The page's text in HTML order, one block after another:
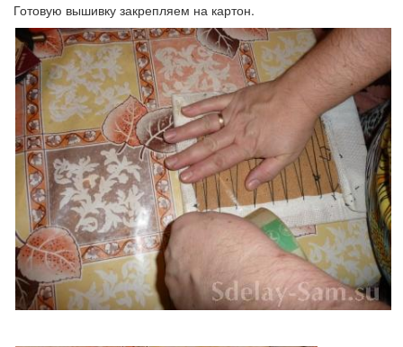
Готовую вышивку закрепляем на картон.